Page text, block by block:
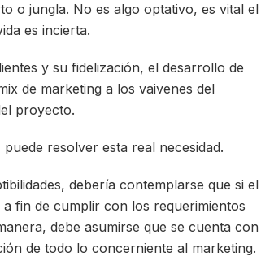
o jungla. No es algo optativo, es vital el
es incierta.
y su fidelización, el desarrollo de
de marketing a los vaivenes del
proyecto.
resolver esta real necesidad.
debería contemplarse que si el
fin de cumplir con los requerimientos
debe asumirse que se cuenta con
de todo lo concerniente al marketing.